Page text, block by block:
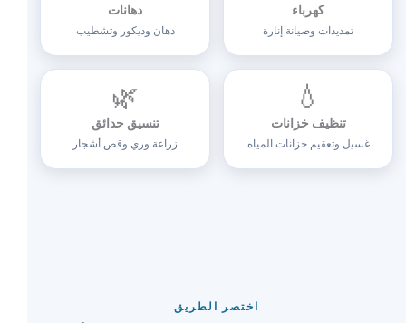
كهرباء
تمديدات وصيانة إنارة
دهانات
دهان وديكور وتشطيب
💧
تنظيف خزانات
غسيل وتعقيم خزانات المياه
🌿
تنسيق حدائق
زراعة وري وقص أشجار
اختصر الطريق